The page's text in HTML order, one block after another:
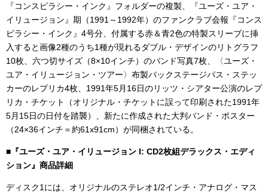
『コンスピラシー・インク』フォルダーの複製、『ユーズ・ユア・
イリュージョン』期（1991～1992年）のファンクラブ会報『コンス
ピラシー・インク』4号分、付属する赤＆青2色の特製スリーブに挿
入すると画像2種のうち1種が現れるダブル・デザインのリトグラフ
10枚、六つ切サイズ（8×10インチ）のバンド写真7枚、〈ユーズ・
ユア・イリュージョン・ツアー〉布製バックステージパス・ステッ
カーのレプリカ4枚、1991年5月16日のリッツ・シアター公演のレプ
リカ・チケット（オリジナル・チケットに誤って印刷された1991年
5月15日の日付を踏襲）、新たに作成された大判バンド・ポスター
（24×36インチ＝約61x91cm）が同梱されている。
■『ユーズ・ユア・イリュージョン I: CD2枚組デラックス・エディ
ション』商品詳細
ディスク1には、オリジナルのステレオ1/2インチ・アナログ・マス